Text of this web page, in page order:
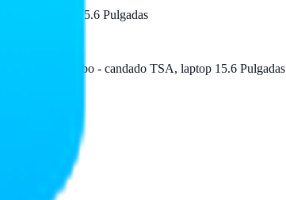
TSA, laptop 15.6 Pulgadas
401 Antirrobo - candado TSA, laptop 15.6 Pulgadas